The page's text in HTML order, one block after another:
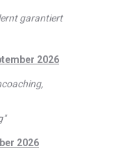
garantiert
2026
2026